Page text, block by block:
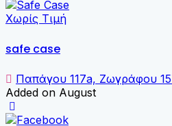
Χωρίς Τιμή
safe case
Παπάγου 117a, Ζωγράφου
Added on August